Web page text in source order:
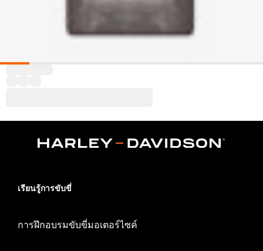
เรียนรู้การขับขี่
การฝึกอบรมขับขี่มอเตอร์ไซค์